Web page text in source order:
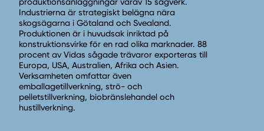
Industrierna är strategiskt belägna nära
skogsägarna i Götaland och Svealand.
Produktionen är i huvudsak inriktad på
konstruktionsvirke för en rad olika marknader. 88
procent av Vidas sågade trävaror exporteras till
Europa, USA, Australien, Afrika och Asien.
Verksamheten omfattar även
emballagetillverkning, strö- och
pelletstillverkning, biobränslehandel och
hustillverkning.